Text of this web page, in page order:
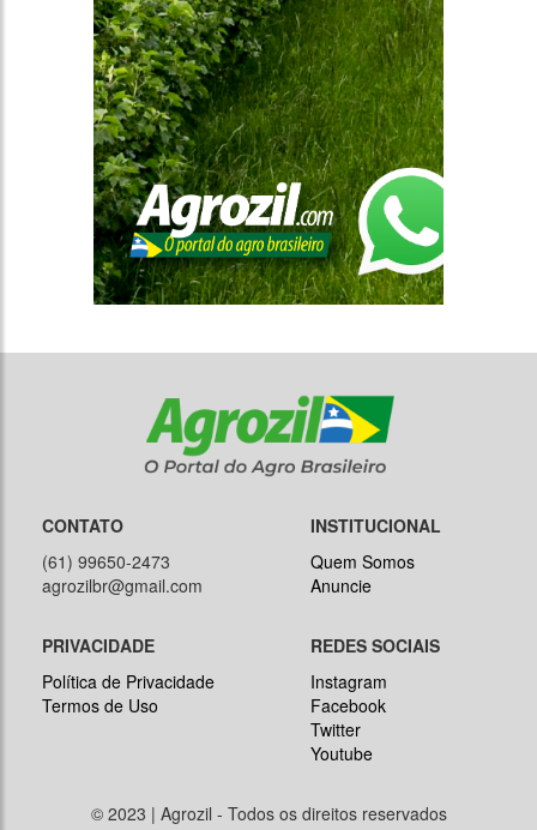
CONTATO
(61) 99650-2473
agrozilbr@gmail.com
INSTITUCIONAL
Quem Somos
Anuncie
PRIVACIDADE
Política de Privacidade
Termos de Uso
REDES SOCIAIS
Instagram
Facebook
Twitter
Youtube
© 2023 | Agrozil - Todos os direitos reservados